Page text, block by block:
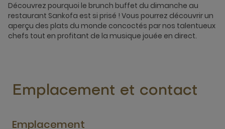
Découvrez pourquoi le brunch buffet du dimanche au
restaurant Sankofa est si prisé ! Vous pourrez découvrir un
aperçu des plats du monde concoctés par nos talentueux
chefs tout en profitant de la musique jouée en direct.
Emplacement et contact
Emplacement